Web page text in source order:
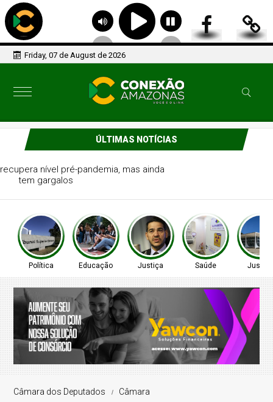
Friday, 07 de August de 2026
ÚLTIMAS NOTÍCIAS
Saeb 2025: Brasil recupera nível pré-pandemia, mas ainda
Política Educação Justiça Saúde Justiça
Câmara dos Deputados Câmara